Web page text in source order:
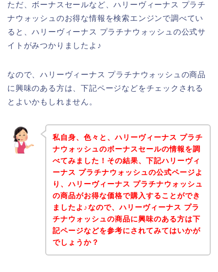
ただ、ボーナスセールなど、ハリーヴィーナス プラチ
ナウォッシュのお得な情報を検索エンジンで調べてい
ると、ハリーヴィーナス プラチナウォッシュの公式サ
イトがみつかりましたよ♪
なので、ハリーヴィーナス プラチナウォッシュの商品
に興味のある方は、下記ページなどをチェックされる
とよいかもしれません。
私自身、色々と、ハリーヴィーナス プラチ
ナウォッシュのボーナスセールの情報を調
べてみました！その結果、下記ハリーヴィ
ーナス プラチナウォッシュの公式ページよ
り、ハリーヴィーナス プラチナウォッシュ
の商品がお得な価格で購入することができ
ましたよ♪なので、ハリーヴィーナス プラ
チナウォッシュの商品に興味のある方は下
記ページなどを参考にされてみてはいかが
でしょうか？